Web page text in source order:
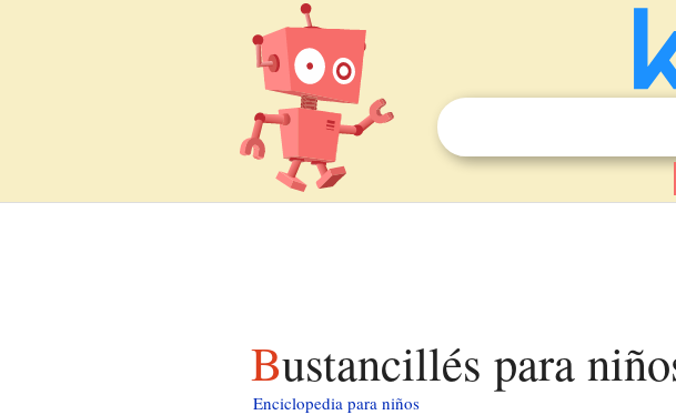
Bustancillés para
Enciclopedia para niños